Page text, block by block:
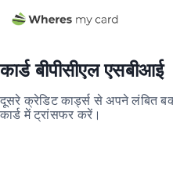
कार्ड बीपीसीएल एसबीआई
दूसरे क्रेडिट कार्ड्स से अपने लंबित
कार्ड में ट्रांसफर करें।